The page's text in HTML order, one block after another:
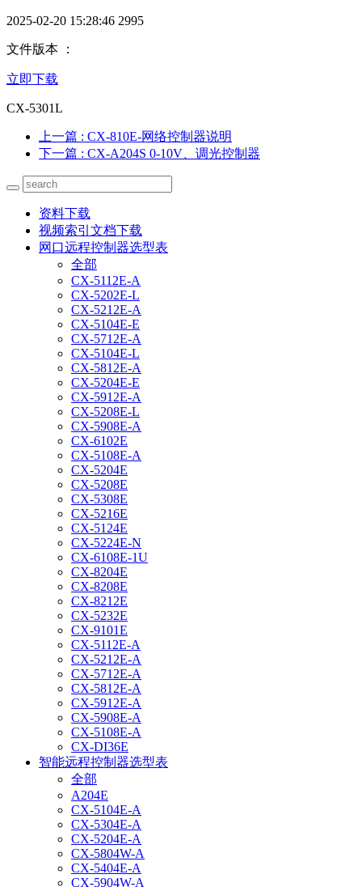
2025-02-20 15:28:46 2995
文件版本 ：
立即下载
CX-5301L
上一篇 : CX-810E-网络控制器说明
下一篇 : CX-A204S 0-10V、调光控制器
资料下载
视频索引文档下载
网口远程控制器选型表
全部
CX-5112E-A
CX-5202E-L
CX-5212E-A
CX-5104E-E
CX-5712E-A
CX-5104E-L
CX-5812E-A
CX-5204E-E
CX-5912E-A
CX-5208E-L
CX-5908E-A
CX-6102E
CX-5108E-A
CX-5204E
CX-5208E
CX-5308E
CX-5216E
CX-5124E
CX-5224E-N
CX-6108E-1U
CX-8204E
CX-8208E
CX-8212E
CX-5232E
CX-9101E
CX-5112E-A
CX-5212E-A
CX-5712E-A
CX-5812E-A
CX-5912E-A
CX-5908E-A
CX-5108E-A
CX-DI36E
智能远程控制器选型表
全部
A204E
CX-5104E-A
CX-5304E-A
CX-5204E-A
CX-5804W-A
CX-5404E-A
CX-5904W-A